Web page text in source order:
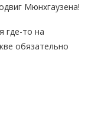
Мюнхгаузена!
где-то на
обязательно